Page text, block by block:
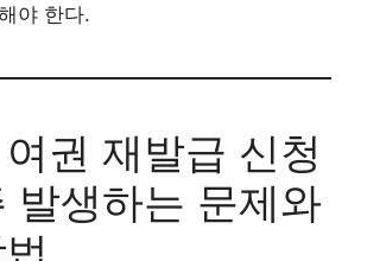
야 한다.
권 재발급 신청
발생하는 문제와